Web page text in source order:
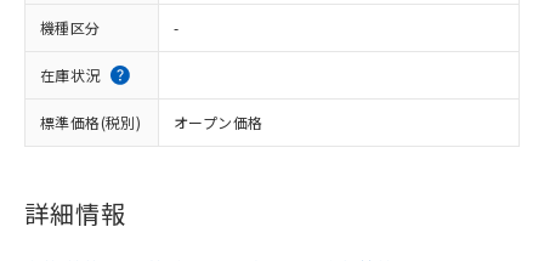
機種区分 -
在庫状況
標準価格(税別) オープン価格
詳細情報